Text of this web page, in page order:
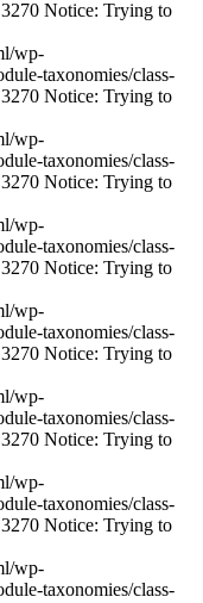
Notice: Trying to
wp-
taxonomies/class-
Notice: Trying to
wp-
taxonomies/class-
Notice: Trying to
wp-
taxonomies/class-
Notice: Trying to
wp-
taxonomies/class-
Notice: Trying to
wp-
taxonomies/class-
Notice: Trying to
wp-
taxonomies/class-
Notice: Trying to
wp-
taxonomies/class-